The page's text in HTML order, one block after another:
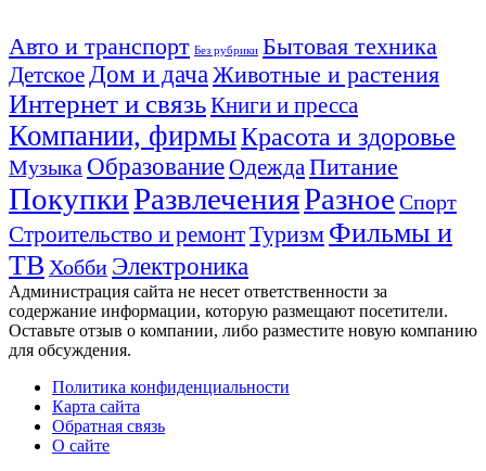
Авто и транспорт Без рубрики Бытовая техника
Детское Дом и дача Животные и растения
Интернет и связьКниги и пресса
Компании, фирмыКрасота и здоровье
Музыка ОбразованиеОдежда Питание
ПокупкиРазвлеченияРазное Спорт
Строительство и ремонтТуризм Фильмы и
ТВ Хобби Электроника
Администрация сайта не несет ответственности за
содержание информации, которую размещают посетители.
Оставьте отзыв о компании, либо разместите новую компанию
для обсуждения.
Политика конфиденциальности
Карта сайта
Обратная связь
О сайте